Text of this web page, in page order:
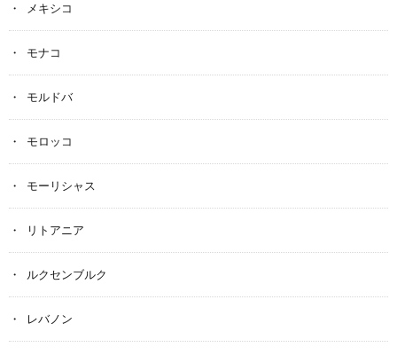
メキシコ
モナコ
モルドバ
モロッコ
モーリシャス
リトアニア
ルクセンブルク
レバノン